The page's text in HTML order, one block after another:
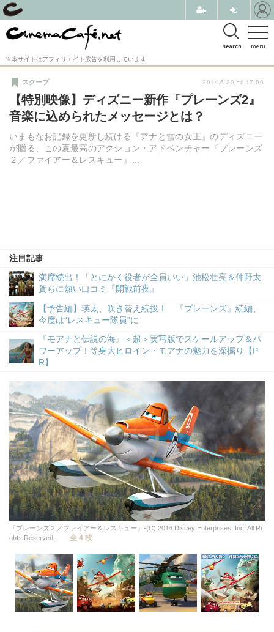
menu
search
※本サイトはアフィリエイト広告を利用しています
【特別映像】ディズニー新作『プレーンズ2』
音楽に込められたメッセージとは？
いまもなお記録を更新し続ける『アナと雪の女王』のディズニー
が贈る、この夏最高のアクション・アドベンチャー『プレーンズ
２／ファイアー＆レスキュー』…
スクープ
注目記事
満席続出！「とにかく役者が全員いい」池松壮亮＆仲野太
賀らに熱い口コミ『開戦前夜』
【予告編】瑛太、吹き替え続投！ 『プレーンズ』続編、
今度は“レスキュー隊員”に
『モアナと伝説の海』＜超＞実写版でスケールアップ＆パ
ワーアップ！等身大ヒロイン・モアナの魅力を深掘り【P
R】
2014.6.20 Fri 17:00
『プレーンズ２／ファイアー＆レスキュー』-(C) 2014 Disney Enterprises, Inc. All Ri
ghts Reserved.
全 4 枚